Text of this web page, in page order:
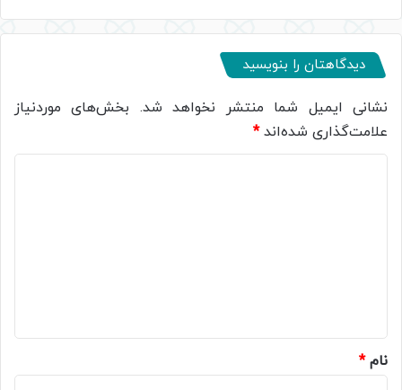
دیدگاهتان را بنویسید
نشانی ایمیل شما منتشر نخواهد شد. بخش‌های موردنیاز
علامت‌گذاری شده‌اند*
نام*